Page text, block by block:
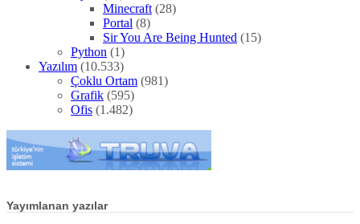
Minecraft (28)
Portal (8)
Sir You Are Being Hunted (15)
Python (1)
Yazılım (10.533)
Çoklu Ortam (981)
Grafik (595)
Ofis (1.482)
Yayımlanan yazılar